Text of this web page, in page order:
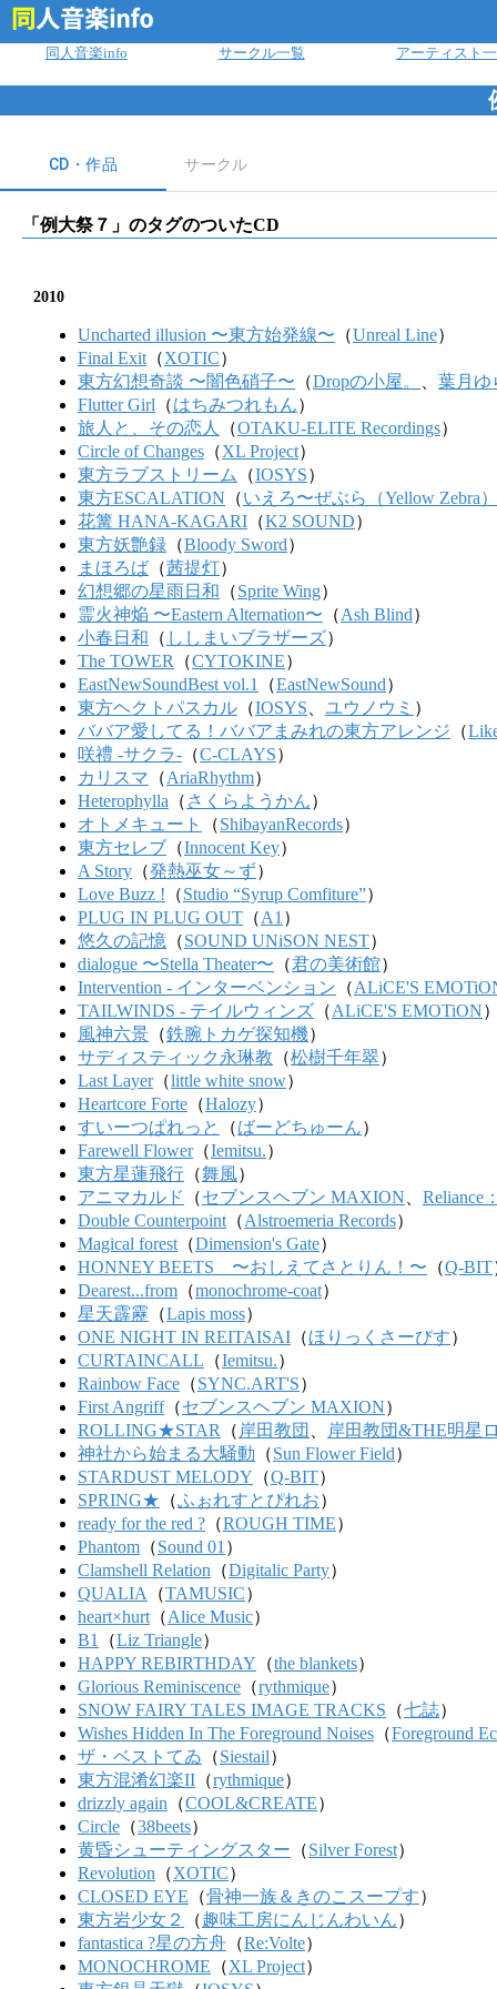
同人音楽info サークル一覧 アーティスト
CD・作品 サークル
「 例大祭７ 」のタグのついたCD
2010
Uncharted illusion 〜東方始発線〜 （Unreal Line）
Final Exit （XOTIC）
東方幻想奇談 〜闇色硝子〜 （Dropの小屋。
葉月ゆ
Flutter Girl （はちみつれもん）
旅人と、その恋人
（OTAKU-ELITE Recordings）
Circle of Changes （XL Project）
東方ラブストリーム
（IOSYS）
東方ESCALATION （いえろ〜ぜぶら（Yellow Zebra）
花篝 HANA-KAGARI （K2 SOUND）
東方妖艶録 （Bloody Sword）
まほろば （茜提灯）
幻想郷の星雨日和 （Sprite Wing）
霊火神焔 〜Eastern Alternation〜 （Ash Blind）
小春日和 （ ししまいブラザーズ）
The TOWER
（CYTOKINE）
EastNewSoundBest vol.1
（EastNewSound）
東方ヘクトパスカル （IOSYS ユウノウミ ）
ババア愛してる！ババアまみれの東方アレンジ （
咲禮 -サクラ- （C-CLAYS）
カリスマ （AriaRhythm）
Heterophylla （ さくらようかん）
オトメキュート
（ShibayanRecords）
東方セレブ （Innocent Key）
A Story （発熱巫女～ず）
Love Buzz ! （Studio “Syrup Comfiture”）
PLUG IN PLUG OUT （A1 ）
悠久の記憶 （SOUND UNiSON NEST）
dialogue 〜Stella Theater〜 （君の美術館）
Intervention - インターベンション （ALiCE'S
TAILWINDS - テイルウィンズ （ALiCE'S EMOTiON
風神六景 （鉄腕トカゲ探知機）
サディスティック永琳教 （松樹千年翠）
Last Layer（little white snow）
Heartcore Forte （Halozy）
すいーつぱれっと
（ばーどちゅーん）
Farewell Flower（Iemitsu.）
東方星蓮飛行 （舞風）
アニマカルド
（セブンスヘブン MAXION
Reliance
Double Counterpoint （Alstroemeria Records）
Magical forest （Dimension's Gate）
HONNEY BEETS 〜おしえてさとりん！〜 （Q-BIT
Dearest...from （monochrome-coat）
星天霹靂 （Lapis moss）
ONE NIGHT IN REITAISAI （ほりっくさーびす）
CURTAINCALL （Iemitsu.）
Rainbow Face （SYNC.ART'S）
First Angriff（セブンスヘブン MAXION）
ROLLING★STAR
（ 岸田教団
岸田教団&THE明星
神社から始まる大騒動 （Sun Flower Field）
STARDUST MELODY （Q-BIT）
SPRING★ （ふぉれすとぴれお）
ready for the red ? （ROUGH TIME）
Phantom （Sound 01 ）
Clamshell Relation （Digitalic Party）
QUALIA
（TAMUSIC）
heart×hurt （Alice Music）
B1
（Liz Triangle）
HAPPY REBIRTHDAY （the blankets）
Glorious Reminiscence （rythmique）
SNOW FAIRY TALES IMAGE TRACKS （七誌）
Wishes Hidden In The Foreground Noises （Foreground
ザ・ベストてゐ （Siestail）
東方混淆幻楽II （rythmique）
drizzly again （COOL&CREATE）
Circle （38beets）
黄昏シューティングスター （Silver Forest）
Revolution （XOTIC）
CLOSED EYE （骨神一族＆きのこスープす）
東方岩少女２
（趣味工房にんじんわいん）
fantastica ?星の方舟 （Re:Volte）
MONOCHROME （XL Project）